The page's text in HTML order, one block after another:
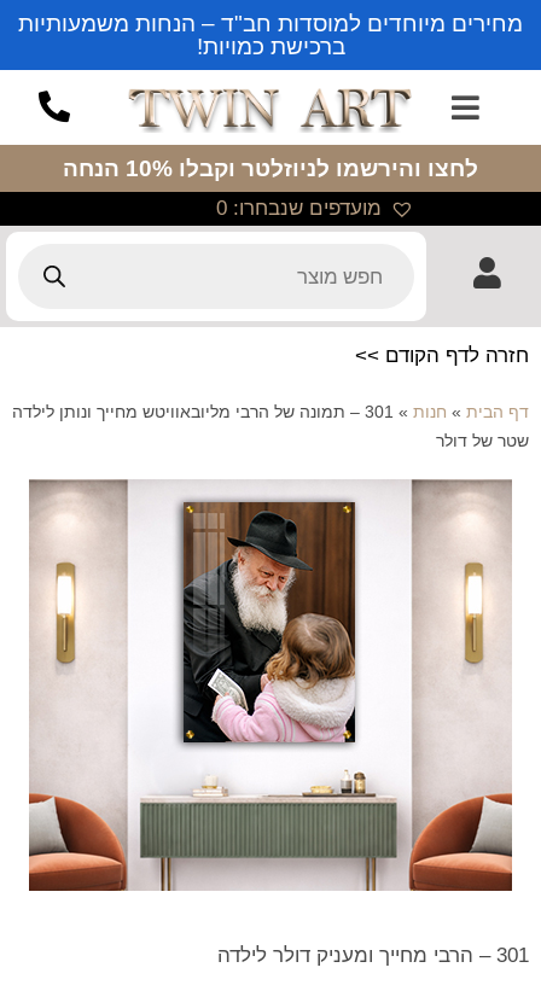
מחירים מיוחדים למוסדות חב"ד – הנחות משמעותיות
ברכישת כמויות!
לחצו והירשמו לניוזלטר וקבלו 10% הנחה
מועדפים שנבחרו: 0
חזרה לדף הקודם >>
דף הבית » חנות »
301 – תמונה של הרבי מליובאוויטש מחייך ונותן לילדה
שטר של דולר
301 – הרבי מחייך ומעניק דולר לילדה